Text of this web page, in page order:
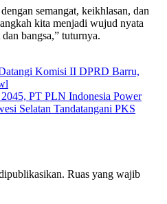
semangat, keikhlasan, dan
kita menjadi wujud nyata
bangsa,” tuturnya.
Komisi II DPRD Barru,
PT PLN Indonesia Power
Selatan Tandatangani PKS
Ruas yang wajib